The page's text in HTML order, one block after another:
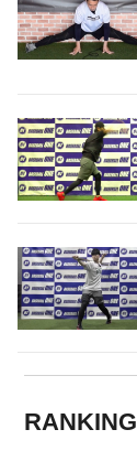
RANKING